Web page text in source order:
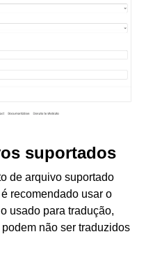
suportados
de arquivo suportado
recomendado usar o
usado para tradução,
não ser traduzidos